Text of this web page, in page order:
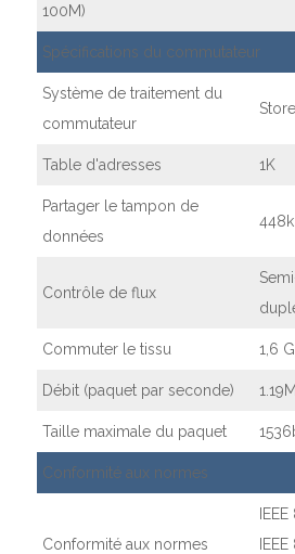
100M)
Spécifications du commutateur
Système de traitement du
commutateur
Table d'adresses 1K
Partager le tampon de
données
448k
Contrôle de flux
Commuter le tissu 1,6
Débit (paquet par seconde)
Taille maximale du paquet
Conformité aux normes
Conformité aux normes